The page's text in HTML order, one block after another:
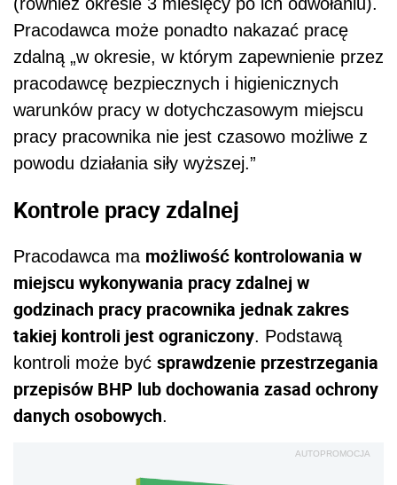
(również okresie 3 miesięcy po ich odwołaniu).
Pracodawca może ponadto nakazać pracę
zdalną „w okresie, w którym zapewnienie przez
pracodawcę bezpiecznych i higienicznych
warunków pracy w dotychczasowym miejscu
pracy pracownika nie jest czasowo możliwe z
powodu działania siły wyższej.”
Kontrole pracy zdalnej
Pracodawca ma możliwość kontrolowania w
miejscu wykonywania pracy zdalnej w
godzinach pracy pracownika jednak zakres
takiej kontroli jest ograniczony. Podstawą
kontroli może być sprawdzenie przestrzegania
przepisów BHP lub dochowania zasad ochrony
danych osobowych.
AUTOPROMOCJA